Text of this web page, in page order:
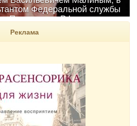
Федеральной службы
Президента РФ
Реклама